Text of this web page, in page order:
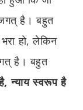
है। बहुत
हो, लेकिन
है। बहुत
न्याय स्वरूप है